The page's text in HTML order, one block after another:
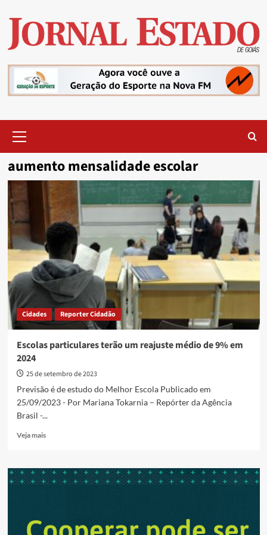
content
Menu
aumento mensalidade escolar
Cidades Reporter Cidadão
Escolas particulares terão um reajuste médio de 9% em
2024
25 de setembro de 2023
Previsão é de estudo do Melhor Escola Publicado em
25/09/2023 - Por Mariana Tokarnia – Repórter da Agência
Brasil -...
Veja maisRead
Escolas
particulares
médio